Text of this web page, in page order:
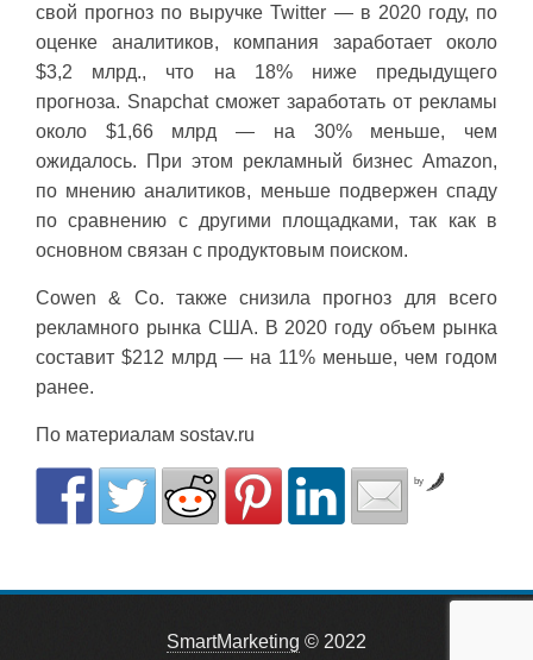
свой прогноз по выручке Twitter — в 2020 году, по
оценке аналитиков, компания заработает около
$3,2 млрд., что на 18% ниже предыдущего
прогноза. Snapchat сможет заработать от рекламы
около $1,66 млрд — на 30% меньше, чем
ожидалось. При этом рекламный бизнес Amazon,
по мнению аналитиков, меньше подвержен спаду
по сравнению с другими площадками, так как в
основном связан с продуктовым поиском.
Cowen & Co. также снизила прогноз для всего
рекламного рынка США. В 2020 году объем рынка
составит $212 млрд — на 11% меньше, чем годом
ранее.
По материалам sostav.ru
by
SmartMarketing © 2022